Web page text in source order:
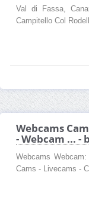
Val di Fassa,
Campitello Col
Webcams
- Webcam ... -
Webcams
Cams - Livecams -